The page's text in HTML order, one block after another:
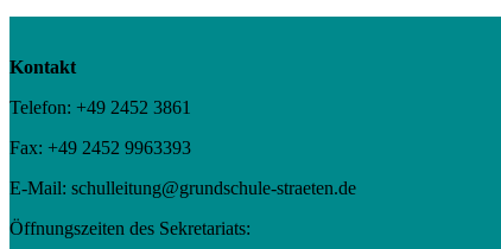
Kontakt
Telefon: +49 2452 3861
Fax: +49 2452 9963393
E-Mail: schulleitung@grundschule-straeten.de
Öffnungszeiten des Sekretariats: